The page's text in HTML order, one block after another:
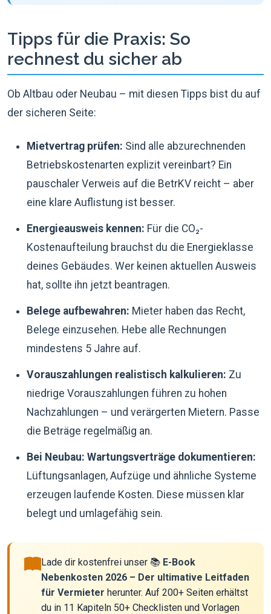
Tipps für die Praxis: So
rechnest du sicher ab
Ob Altbau oder Neubau – mit diesen Tipps bist du auf
der sicheren Seite:
Mietvertrag prüfen: Sind alle abzurechnenden
Betriebskostenarten explizit vereinbart? Ein
pauschaler Verweis auf die BetrKV reicht – aber
eine klare Auflistung ist besser.
Energieausweis kennen: Für die CO₂-
Kostenaufteilung brauchst du die Energieklasse
deines Gebäudes. Wer keinen aktuellen Ausweis
hat, sollte ihn jetzt beantragen.
Belege aufbewahren: Mieter haben das Recht,
Belege einzusehen. Hebe alle Rechnungen
mindestens 5 Jahre auf.
Vorauszahlungen realistisch kalkulieren: Zu
niedrige Vorauszahlungen führen zu hohen
Nachzahlungen – und verärgerten Mietern. Passe
die Beträge regelmäßig an.
Bei Neubau: Wartungsverträge dokumentieren:
Lüftungsanlagen, Aufzüge und ähnliche Systeme
erzeugen laufende Kosten. Diese müssen klar
belegt und umlagefähig sein.
Lade dir kostenfrei unser 📚 E-Book
Nebenkosten 2026 – Der ultimative Leitfaden
für Vermieter herunter. Auf 200+ Seiten erhältst
du in 11 Kapiteln 50+ Checklisten und Vorlagen